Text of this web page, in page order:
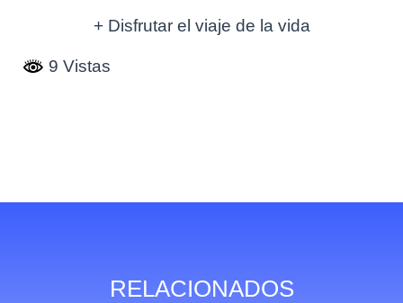
+ Disfrutar el viaje de la vida
9 Vistas
RELACIONADOS